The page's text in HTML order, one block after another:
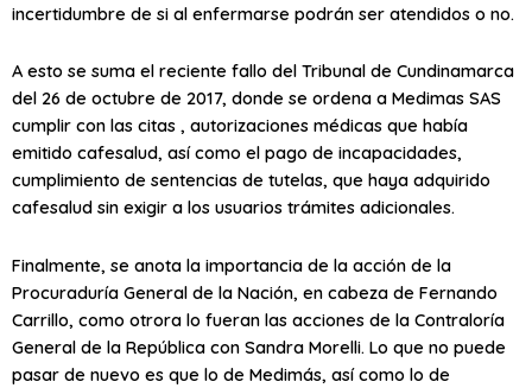
incertidumbre de si al enfermarse podrán ser atendidos o no.
A esto se suma el reciente fallo del Tribunal de Cundinamarca
del 26 de octubre de 2017, donde se ordena a Medimas SAS
cumplir con las citas , autorizaciones médicas que había
emitido cafesalud, así como el pago de incapacidades,
cumplimiento de sentencias de tutelas, que haya adquirido
cafesalud sin exigir a los usuarios trámites adicionales.
Finalmente, se anota la importancia de la acción de la
Procuraduría General de la Nación, en cabeza de Fernando
Carrillo, como otrora lo fueran las acciones de la Contraloría
General de la República con Sandra Morelli. Lo que no puede
pasar de nuevo es que lo de Medimás, así como lo de